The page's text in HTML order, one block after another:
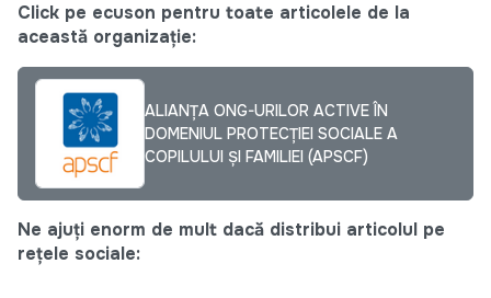
Click pe ecuson pentru toate articolele de la
această organizație:
ALIANȚA ONG-URILOR ACTIVE ÎN
DOMENIUL PROTECȚIEI SOCIALE A
COPILULUI ȘI FAMILIEI (APSCF)
Ne ajuți enorm de mult dacă distribui articolul pe
rețele sociale: